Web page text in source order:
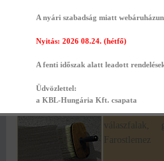
Sakret UG univerzális alapozó - 10
Sakret UG univerzélis alapozó
téglafal és
válaszfalak,
Farostlemez
A nyári szabadság miatt
Nyitás: 2026 08.24. (hétfő)
A fenti időszak alatt leadott
Üdvözlettel:
a KBL-Hungária Kft. csapata